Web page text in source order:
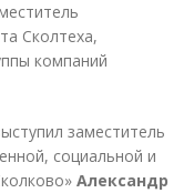
Сколтеха,
компаний
заместитель
социальной и
Александр